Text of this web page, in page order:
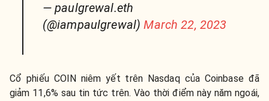
— paulgrewal.eth
(@iampaulgrewal)March 22, 2023
Cổ phiếu COIN niêm yết trên Nasdaq của Coinbase đã
giảm 11,6% sau tin tức trên. Vào thời điểm này năm ngoái,